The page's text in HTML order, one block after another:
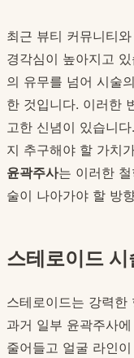
최근 뷰티 커뮤니티
경각심이 높아지고
의 유무를 넘어 시술
한 것입니다. 이러한
고한 신념이 있습니
지 추구해야 할 가치
윤곽주사는 이러한
술이 나아가야 할 방
스테로이드
스테로이드는 강력한
과거 일부 윤곽주사
줄어들고 얼굴 라인